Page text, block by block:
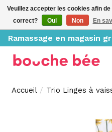
Livraison à partir de
Ramassage en magasin
Accueil / Trio Linges à
Product image
Veuillez accepter les cookies afin
correct?
Oui Non En